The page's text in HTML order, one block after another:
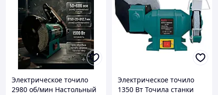
Электрическое точило
2980 об/мин Настольный
Электрическое точило
1350 Вт Точила станки